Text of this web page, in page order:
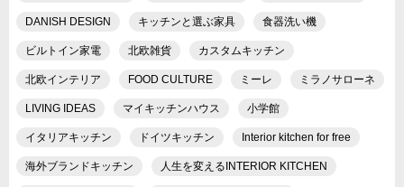
DANISH DESIGN キッチンと選ぶ家具 食器洗い機
ビルトイン家電 北欧雑貨 カスタムキッチン
北欧インテリア FOOD CULTURE ミーレ ミラノサローネ
LIVING IDEAS マイキッチンハウス 小学館
イタリアキッチン ドイツキッチン Interior kitchen for free
海外ブランドキッチン 人生を変えるINTERIOR KITCHEN